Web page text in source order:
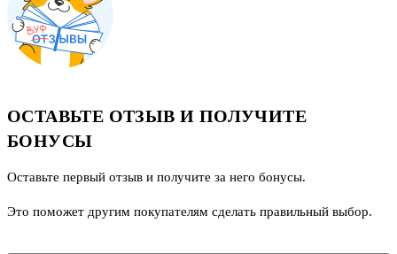
ОСТАВЬТЕ ОТЗЫВ И ПОЛУЧИТЕ
БОНУСЫ
Оставьте первый отзыв и получите за него бонусы.
Это поможет другим покупателям сделать правильный выбор.